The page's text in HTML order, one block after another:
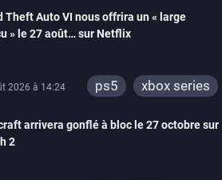
Theft Auto VI nous offrira un « large
» le 27 août… sur Netflix
2026 à 14:24 ps5 xbox series
arrivera gonflé à bloc le 27 octobre sur
2